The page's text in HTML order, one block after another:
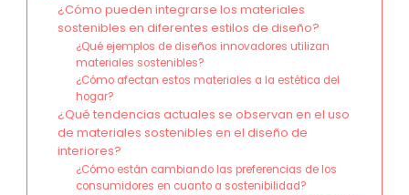
¿Cómo pueden integrarse los materiales
sostenibles en diferentes estilos de diseño?
¿Qué ejemplos de diseños innovadores utilizan
materiales sostenibles?
¿Cómo afectan estos materiales a la estética del
hogar?
¿Qué tendencias actuales se observan en el uso
de materiales sostenibles en el diseño de
interiores?
¿Cómo están cambiando las preferencias de los
consumidores en cuanto a sostenibilidad?